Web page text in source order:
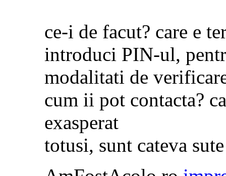
ce-i de facut? care e
introduci PIN-ul,
modalitati de
cum ii pot contacta?
exasperat
totusi, sunt cateva